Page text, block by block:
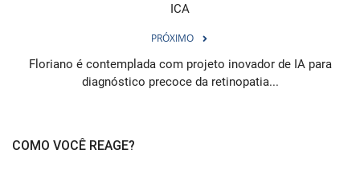
ICA
PRÓXIMO
Floriano é contemplada com projeto inovador de IA para
diagnóstico precoce da retinopatia...
COMO VOCÊ REAGE?